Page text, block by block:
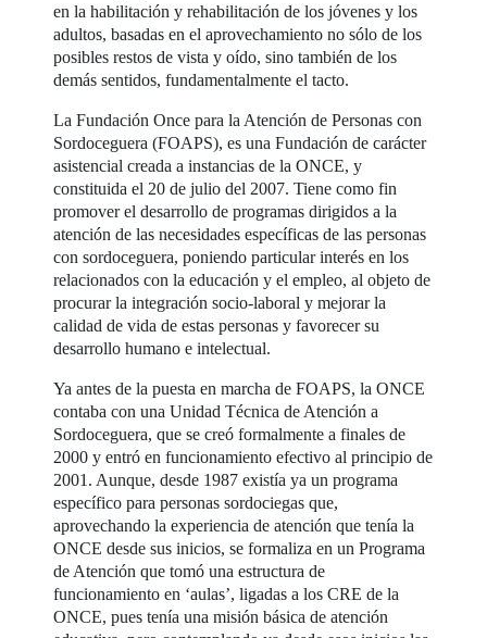
en la habilitación y rehabilitación de los jóvenes y los
adultos, basadas en el aprovechamiento no sólo de los
posibles restos de vista y oído, sino también de los
demás sentidos, fundamentalmente el tacto.
La Fundación Once para la Atención de Personas con
Sordoceguera (FOAPS), es una Fundación de carácter
asistencial creada a instancias de la ONCE, y
constituida el 20 de julio del 2007. Tiene como fin
promover el desarrollo de programas dirigidos a la
atención de las necesidades específicas de las personas
con sordoceguera, poniendo particular interés en los
relacionados con la educación y el empleo, al objeto de
procurar la integración socio-laboral y mejorar la
calidad de vida de estas personas y favorecer su
desarrollo humano e intelectual.
Ya antes de la puesta en marcha de FOAPS, la ONCE
contaba con una Unidad Técnica de Atención a
Sordoceguera, que se creó formalmente a finales de
2000 y entró en funcionamiento efectivo al principio de
2001. Aunque, desde 1987 existía ya un programa
específico para personas sordociegas que,
aprovechando la experiencia de atención que tenía la
ONCE desde sus inicios, se formaliza en un Programa
de Atención que tomó una estructura de
funcionamiento en ‘aulas’, ligadas a los CRE de la
ONCE, pues tenía una misión básica de atención